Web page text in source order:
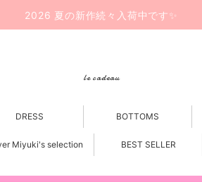
2026 夏の新作続々入荷中です✨
le cadeau
DRESS BOTTOMS
Miyuki's selection BEST SELLER